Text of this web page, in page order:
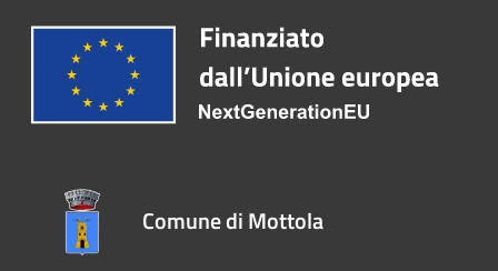
Comune di Mottola